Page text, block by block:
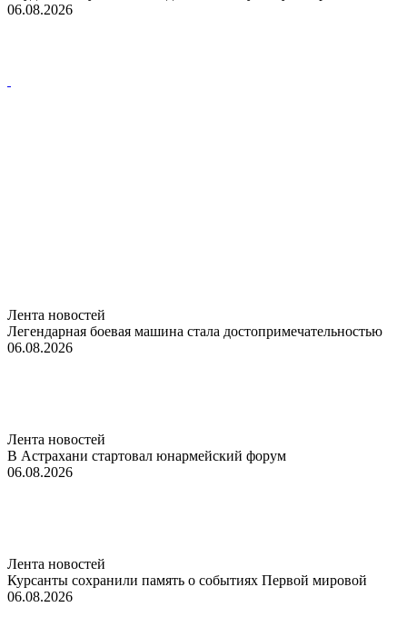
06.08.2026
Лента новостей
Легендарная боевая машина стала достопримечательностью
06.08.2026
Лента новостей
В Астрахани стартовал юнармейский форум
06.08.2026
Лента новостей
Курсанты сохранили память о событиях Первой мировой
06.08.2026